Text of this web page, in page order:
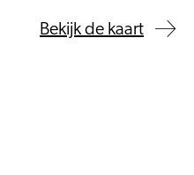
Bekijk de kaart